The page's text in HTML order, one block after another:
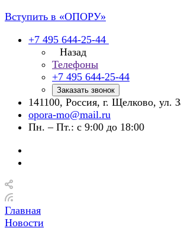
Вступить в «ОПОРУ»
+7 495 644-25-44
Назад
Телефоны
+7 495 644-25-44
Заказать звонок
141100, Россия, г. Щелково, ул.
opora-mo@mail.ru
Пн. – Пт.: с 9:00 до 18:00
Главная
Новости